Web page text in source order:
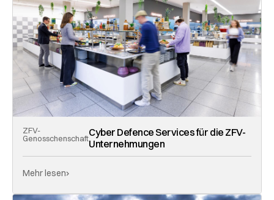
ZFV-
GenosschenschaftCyber Defence Services für die ZFV-
Unternehmungen
Mehr lesen